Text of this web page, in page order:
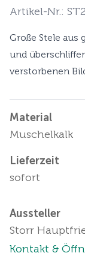
Artikel-Nr.:
Große Stele aus
und
verstorbenen
Material
Muschelkalk
Lieferzeit
sofort
Aussteller
Storr
Kontakt &